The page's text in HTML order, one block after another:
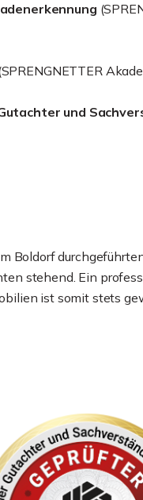
und
Boldorf
stehend. Ein
ist somit stets